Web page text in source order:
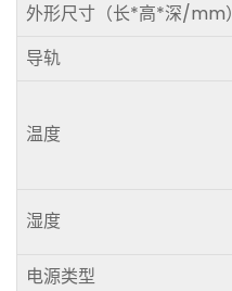
外形尺寸（长*高*深/mm）
导轨
温度
湿度
电源类型